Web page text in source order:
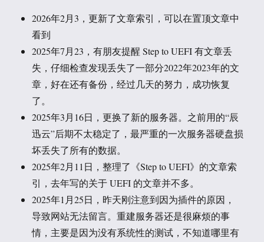
2026年2月3，更新了文章索引，可以在置顶文章中
看到
2025年7月23，有朋友提醒 Step to UEFI 有文章丢
失，仔细检查发现丢失了一部分2022年2023年的文
章，好在还有备份，经过几天的努力，成功恢复
了。
2025年3月16日，更换了新的服务器。之前用的“辰
迅云”后期不太稳定了，最严重的一次服务器硬盘损
坏丢失了所有的数据。
2025年2月11日，整理了《Step to UEFI》的文章索
引，去年写的关于 UEFI 的文章并不多。
2025年1月25日，昨天刚注意到因为插件的原因，
导致网站无法留言。重建服务器还是很麻烦的事
情，主要是因为没有系统性的测试，不知道哪里有